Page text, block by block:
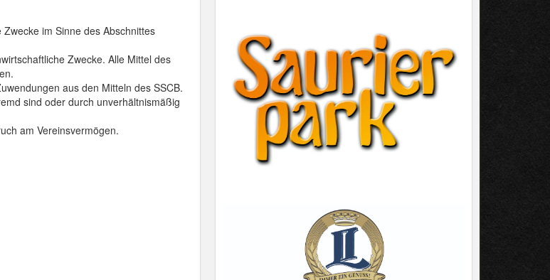
im Sinne des Abschnittes
Zwecke. Alle Mittel des
aus den Mitteln des SSCB.
sind oder durch unverhältnismäßig
am Vereinsvermögen.